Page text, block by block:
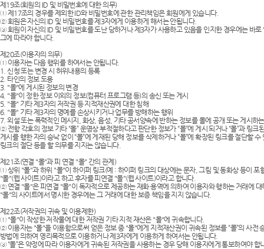
제19조(회원의 ID 및 비밀번호에 대한 의무)
① 제17조의 경우를 제외한 ID와 비밀번호에 관한 관리책임은 회원에게 있습니다.
② 회원은 자신의 ID 및 비밀번호를 제3자에게 이용하게 해서는 안됩니다.
③ 회원이 자신의 ID 및 비밀번호를 도난 당하거나 제3자가 사용하고 있음을 인지한 경우에는 바
그에 따라야 합니다.
제20조(이용자의 의무)
① 이용자는 다음 행위를 하여서는 안됩니다.
1. 신청 또는 변경 시 허위내용의 등록
2. 타인의 정보 도용
3. "몰"에 게시된 정보의 변경
4. "몰"이 정한 정보 이외의 정보(컴퓨터 프로그램 등)의 송신 또는 게시
5. "몰" 기타 제3자의 저작권 등 지적재산권에 대한 침해
6. "몰" 기타 제3자의 명예를 손상시키거나 업무를 방해하는 행위
7. 외설 또는 폭력적인 메시지, 화상, 음성, 기타 공서양속에 반하는 정보를 몰에 공개 또는 게시하
② 전항 각호의 정보 기타 “몰” 운영상 부적절하다고 판단한 정보가 “몰”에 게시 되거나 “몰”과 링크
게시를 행한 자의 승낙 없이 “몰”에 게재된 당해 정보를 삭제하거나 “몰”에 확장된 링크를 절단할
링크의 절단 등을 할 의무를 지지는 않습니다.
제21조(연결 "몰"과 피 연결 "몰" 간의 관계)
① 상위 "몰"과 하위 "몰"이 하이퍼 링크(예 : 하이퍼 링크의 대상에는 문자, 그림 및 동화상 등이 포
"몰"(웹 사이트)이라고 하고 후자를 피연결 "몰"(웹 사이트)이라고 합니다.
② 연결 "몰"은 피연결 "몰"이 독자적으로 제공하는 재화·용역에 의하여 이용자와 행하는 거래에
"몰"의 사이트에서 명시한 경우에는 그 거래에 대한 보증 책임을 지지 않습니다.
제22조(저작권의 귀속 및 이용제한)
① "몰"이 작성한 저작물에 대한 저작권 기타 지적 재산은 "몰"에 귀속합니다.
② 이용자는 "몰"을 이용함으로써 얻은 정보 중 "몰"에게 지적재산권이 귀속된 정보를 “몰”의 사전
방법에 의하여 영리목적으로 이용하거나 제3자에게 이용하게 하여서는 안됩니다.
③ “몰”은 약정에 따라 이용자에게 귀속된 저작권을 사용하는 경우 당해 이용자에게 통보하여야 합